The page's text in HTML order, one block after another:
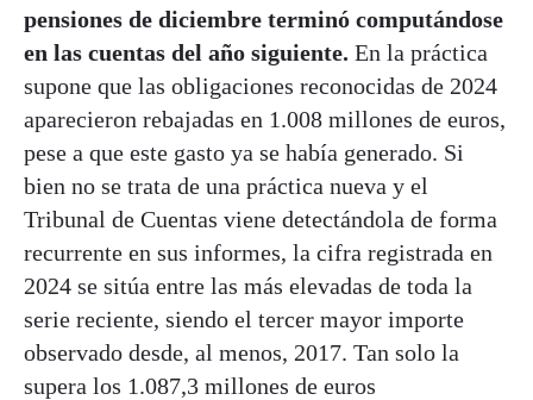
pensiones de diciembre terminó computándose
en las cuentas del año siguiente. En la práctica
supone que las obligaciones reconocidas de 2024
aparecieron rebajadas en 1.008 millones de euros,
pese a que este gasto ya se había generado. Si
bien no se trata de una práctica nueva y el
Tribunal de Cuentas viene detectándola de forma
recurrente en sus informes, la cifra registrada en
2024 se sitúa entre las más elevadas de toda la
serie reciente, siendo el tercer mayor importe
observado desde, al menos, 2017. Tan solo la
supera los 1.087,3 millones de euros